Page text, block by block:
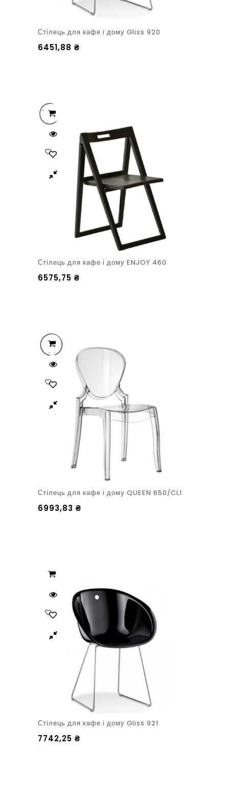
Стілець для кафе і дому Gliss 920
6451,88 ₴
Стілець для кафе і дому ENJOY 460
6575,75 ₴
Стілець для кафе і дому QUEEN 650/CL1
6993,83 ₴
Стілець для кафе і дому Gliss 921
7742,25 ₴